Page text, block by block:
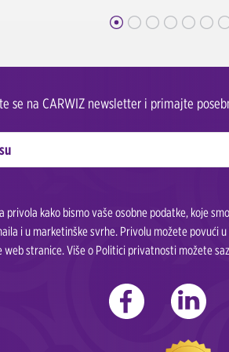
se na CARWIZ newsletter i primajte
privola kako bismo vaše osobne podatke, koje
i u marketinške svrhe. Privolu možete povući
web stranice. Više o Politici privatnosti možete